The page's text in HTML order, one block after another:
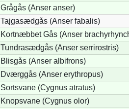
Grågås (Anser anser)
Tajgasædgås (Anser fabalis)
Kortnæbbet Gås (Anser
Tundrasædgås (Anser serrirostris)
Blisgås (Anser albifrons)
Dværggås (Anser erythropus)
Sortsvane (Cygnus atratus)
Knopsvane (Cygnus olor)